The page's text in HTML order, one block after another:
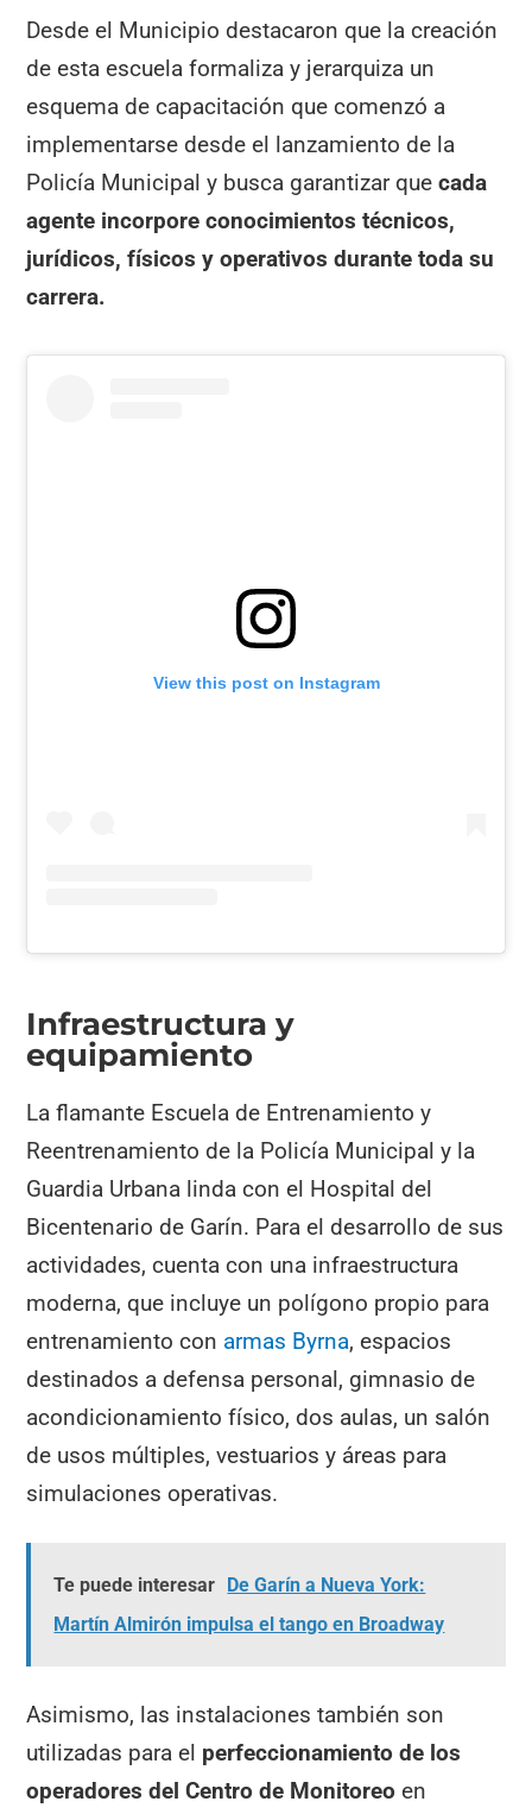
Desde el Municipio destacaron que la creación
de esta escuela formaliza y jerarquiza un
esquema de capacitación que comenzó a
implementarse desde el lanzamiento de la
Policía Municipal y busca garantizar que cada
agente incorpore conocimientos técnicos,
jurídicos, físicos y operativos durante toda su
carrera.
View this post on Instagram
Infraestructura y
equipamiento
La flamante Escuela de Entrenamiento y
Reentrenamiento de la Policía Municipal y la
Guardia Urbana linda con el Hospital del
Bicentenario de Garín. Para el desarrollo de sus
actividades, cuenta con una infraestructura
moderna, que incluye un polígono propio para
entrenamiento con armas Byrna, espacios
destinados a defensa personal, gimnasio de
acondicionamiento físico, dos aulas, un salón
de usos múltiples, vestuarios y áreas para
simulaciones operativas.
Te puede interesar De Garín a Nueva York:
Martín Almirón impulsa el tango en Broadway
Asimismo, las instalaciones también son
utilizadas para el perfeccionamiento de los
operadores del Centro de Monitoreo en